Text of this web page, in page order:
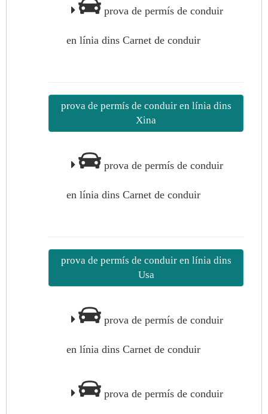
prova de permís de conduir
en línia dins Carnet de conduir
prova de permís de conduir en línia dins
Xina
prova de permís de conduir
en línia dins Carnet de conduir
prova de permís de conduir en línia dins
Usa
prova de permís de conduir
en línia dins Carnet de conduir
prova de permís de conduir